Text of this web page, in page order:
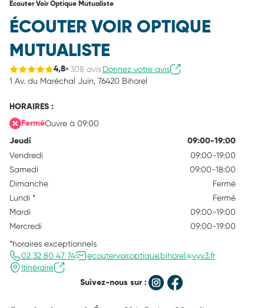
Écouter Voir Optique Mutualiste
ÉCOUTER VOIR OPTIQUE
MUTUALISTE
4,8 308 avisDonnez votre avis
1 Av. du Maréchal Juin, 76420 Bihorel
HORAIRES :
FerméOuvre à 09:00
Jeudi 09:00-19:00
Vendredi
09:00-19:00
Samedi
09:00-18:00
Dimanche
Fermé
Lundi *
Fermé
Mardi
09:00-19:00
Mercredi
09:00-19:00
*horaires exceptionnels
02 32 80 47 74
ecoutervoir.optique.bihorel@vyv3.fr
Itinéraire
Suivez-nous sur :